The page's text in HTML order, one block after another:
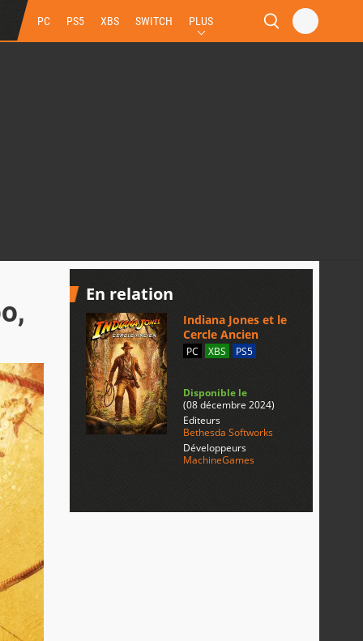
PC PS5 XBS SWITCH PLUS
En relation
Indiana Jones et le
Cercle Ancien
PC XBS PS5
Disponible le
(08 décembre 2024)
Editeurs
Bethesda Softworks
Développeurs
MachineGames